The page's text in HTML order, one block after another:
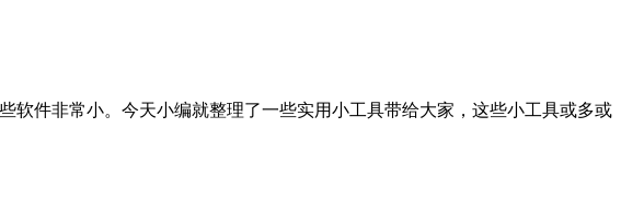
件非常小。今天小编就整理了一些实用小工具带给大家，这些小工具或多或